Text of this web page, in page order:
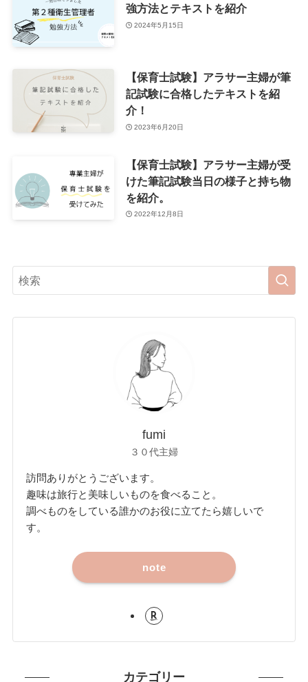
強方法とテキストを紹介
2024年5月15日
【保育士試験】アラサー主婦が筆
記試験に合格したテキストを紹
介！
2023年6月20日
【保育士試験】アラサー主婦が受
けた筆記試験当日の様子と持ち物
を紹介。
2022年12月8日
fumi
３０代主婦
訪問ありがとうございます。
趣味は旅行と美味しいものを食べること。
調べものをしている誰かのお役に立てたら嬉しいで
す。
note
カテゴリー